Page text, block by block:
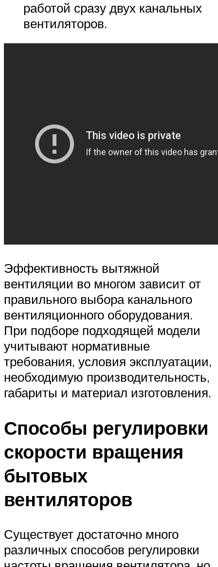
работой сразу двух канальных
вентиляторов.
Эффективность вытяжной
вентиляции во многом зависит от
правильного выбора канального
вентиляционного оборудования.
При подборе подходящей модели
учитывают нормативные
требования, условия эксплуатации,
необходимую производительность,
габариты и материал изготовления.
Способы регулировки
скорости вращения
бытовых
вентиляторов
Существует достаточно много
различных способов регулировки